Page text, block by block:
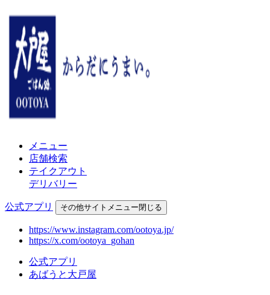
メニュー
店舗検索
テイクアウト
デリバリー
公式アプリ その他サイトメニュー閉じる
https://www.instagram.com/ootoya.jp/
https://x.com/ootoya_gohan
公式アプリ
あばうと大戸屋